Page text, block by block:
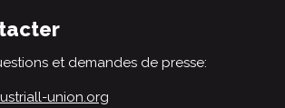
et demandes de presse:
union.org